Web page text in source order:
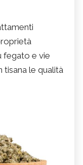
fegato e vie
tisana le qualità